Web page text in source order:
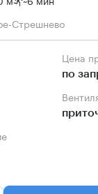
Стрешнево
Цена
по